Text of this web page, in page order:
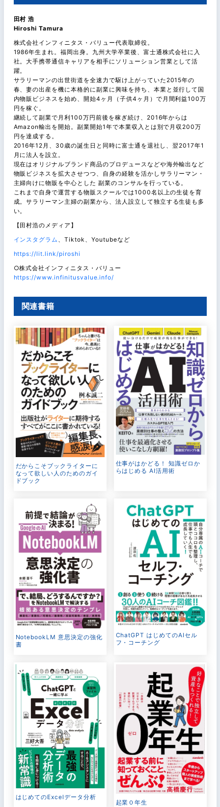
田村 浩
Hiroshi Tamura
株式会社インフィニタス・バリュー代表取締役。
1986年生まれ。福岡出身。九州大学卒業後、富士通株式会社に入
社。大手携帯通信キャリアを相手にソリューション営業として活
躍。
サラリーマンの出世街道を全速力で駆け上がっていた2015年の
春、妻の出産を機に本格的に副業に興味を持ち、本業と並行して国
内物販ビジネスを始め、開始4ヶ月（子供4ヶ月）で月間利益100万
円を稼ぐ。
継続して副業で月利100万円前後を稼ぎ続け、2016年からは
Amazon輸出を開始。副業開始1年で本業収入とは別で月収200万
円を達成する。
2016年12月、30歳の誕生日と同時に富士通を退社し、翌2017年1
月に法人を設立。
現在はオリジナルブランド商品のプロデュースなどや海外輸出など
物販ビジネスを拡大させつつ、自身の経験を活かしサラリーマン・
主婦向けに物販を中心とした 副業のコンサルを行っている。
これまで自身で運営する物販スクールでは1000名以上の生徒を育
成。サラリーマン主婦の副業から、法人設立して独立する生徒も多
い。
【田村浩のメディア】
インスタグラム
、Tiktok、Youtubeなど
https://lit.link/piroshi
○株式会社インフィニタス・バリュー
https://www.infinitusvalue.info/
関連書籍
だからこそブックライターに
なって欲しい人のためのガイ
ドブック
仕事がはかどる！ 知識ゼロか
らはじめる AI活用術
NotebookLM 意思決定の強化
書
ChatGPT はじめてのAIセル
フ・コーチング
はじめてのExcelデータ分析
起業０年生